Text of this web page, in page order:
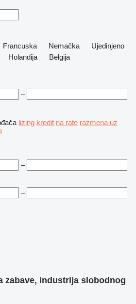
Francuska Nemačka
Ujedinjeno
Holandija
Belgija
–
lizing kredit na rate razmena uz
–
–
zabave, industrija slobodnog